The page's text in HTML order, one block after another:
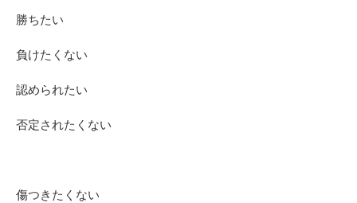
勝ちたい
負けたくない
認められたい
否定されたくない
傷つきたくない